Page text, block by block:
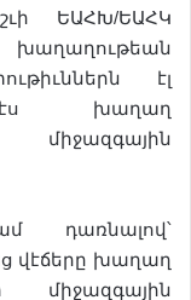
ԵԱՀԽ/ԵԱՀԿ
խաղաղութեան
էլ
խաղաղ
դառնալով՝
վէճերը խաղաղ
միջազգային